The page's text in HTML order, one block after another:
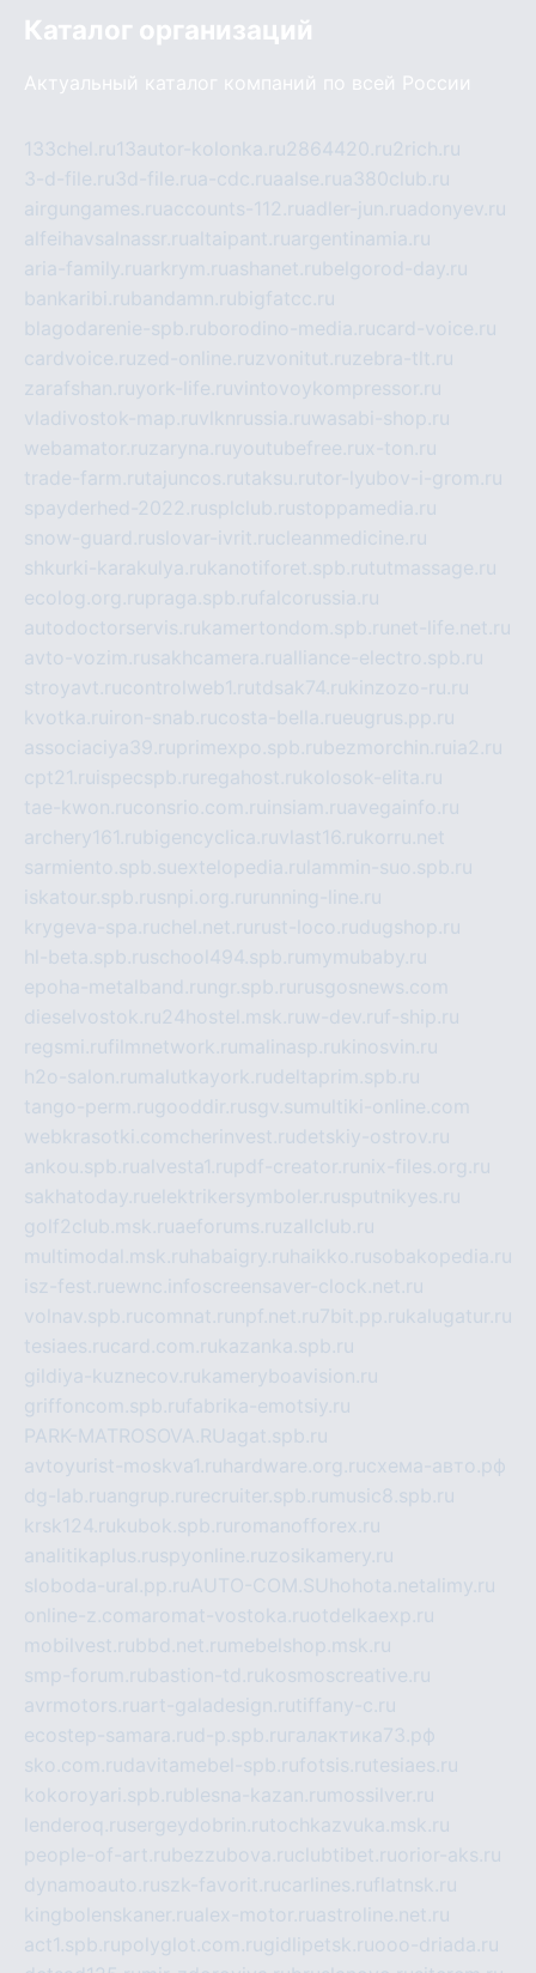
Каталог организаций
Актуальный каталог компаний по всей России
133chel.ru13autor-kolonka.ru2864420.ru2rich.ru
3-d-file.ru3d-file.rua-cdc.ruaalse.rua380club.ru
airgungames.ruaccounts-112.ruadler-jun.ruadonyev.ru
alfeihavsalnassr.rualtaipant.ruargentinamia.ru
aria-family.ruarkrym.ruashanet.rubelgorod-day.ru
bankaribi.rubandamn.rubigfatcc.ru
blagodarenie-spb.ruborodino-media.rucard-voice.ru
cardvoice.ruzed-online.ruzvonitut.ruzebra-tlt.ru
zarafshan.ruyork-life.ruvintovoykompressor.ru
vladivostok-map.ruvlknrussia.ruwasabi-shop.ru
webamator.ruzaryna.ruyoutubefree.rux-ton.ru
trade-farm.rutajuncos.rutaksu.rutor-lyubov-i-grom.ru
spayderhed-2022.rusplclub.rustoppamedia.ru
snow-guard.ruslovar-ivrit.rucleanmedicine.ru
shkurki-karakulya.rukanotiforet.spb.rututmassage.ru
ecolog.org.rupraga.spb.rufalcorussia.ru
autodoctorservis.rukamertondom.spb.ru net-life.net.ru
avto-vozim.rusakhcamera.rualliance-electro.spb.ru
stroyavt.rucontrolweb1.rutdsak74.rukinzozo-ru.ru
kvotka.ru iron-snab.rucosta-bella.rueugrus.pp.ru
associaciya39.ruprimexpo.spb.rubezmorchin.ru ia2.ru
cpt21.ru ispecspb.ru regahost.rukolosok-elita.ru
tae-kwon.ruconsrio.com.ru insiam.ruavegainfo.ru
archery161.rubigencyclica.ruvlast16.rukorru.net
sarmiento.spb.suextelopedia.ru lammin-suo.spb.ru
iskatour.spb.rusnpi.org.ru running-line.ru
krygeva-spa.ruchel.net.ru rust-loco.rudugshop.ru
hl-beta.spb.ruschool494.spb.ru mymubaby.ru
epoha-metalband.ru ngr.spb.ru rusgosnews.com
dieselvostok.ru24hostel.msk.ruw-dev.ruf-ship.ru
regsmi.rufilmnetwork.ru malinasp.rukinosvin.ru
h2o-salon.ru malutkayork.rudeltaprim.spb.ru
tango-perm.rugooddir.rusgv.su multiki-online.com
webkrasotki.comcherinvest.rudetskiy-ostrov.ru
ankou.spb.rualvesta1.rupdf-creator.ru nix-files.org.ru
sakhatoday.ruelektrikersymboler.rusputnikyes.ru
golf2club.msk.ruaeforums.ruzallclub.ru
multimodal.msk.ru habaigry.ru haikko.rusobakopedia.ru
isz-fest.ruewnc.infoscreensaver-clock.net.ru
volnav.spb.rucomnat.ru npf.net.ru7bit.pp.rukalugatur.ru
tesiaes.rucard.com.rukazanka.spb.ru
gildiya-kuznecov.rukameryboavision.ru
griffoncom.spb.rufabrika-emotsiy.ru
PARK-MATROSOVA.RUagat.spb.ru
avtoyurist-moskva1.ru hardware.org.ruсхема-авто.рф
dg-lab.ruangrup.ru recruiter.spb.ru music8.spb.ru
krsk124.rukubok.spb.ru romanofforex.ru
analitikaplus.ruspyonline.ruzosikamery.ru
sloboda-ural.pp.ruAUTO-COM.SU hohota.netalimy.ru
online-z.comaromat-vostoka.ruotdelkaexp.ru
mobilvest.rubbd.net.ru mebelshop.msk.ru
smp-forum.rubastion-td.rukosmoscreative.ru
avrmotors.ruart-galadesign.rutiffany-c.ru
ecostep-samara.rud-p.spb.ru галактика73.рф
sko.com.rudavitamebel-spb.rufotsis.rutesiaes.ru
kokoroyari.spb.rublesna-kazan.ru mossilver.ru
lenderoq.rusergeydobrin.rutochkazvuka.msk.ru
people-of-art.rubezzubova.ruclubtibet.ruorior-aks.ru
dynamoauto.ruszk-favorit.rucarlines.ruflatnsk.ru
kingbolenskaner.rualex-motor.ruastroline.net.ru
act1.spb.rupolyglot.com.rugidlipetsk.ruooo-driada.ru